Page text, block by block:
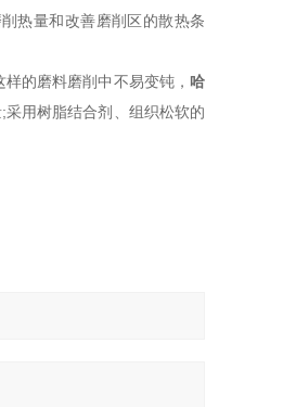
热量和改善磨削区的散热条
的磨料磨削中不易变钝， 哈
用树脂结合剂、组织松软的